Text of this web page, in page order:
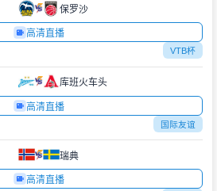
保罗沙
高清直播
VTB杯
库班火车头
高清直播
国际友谊
瑞典
高清直播